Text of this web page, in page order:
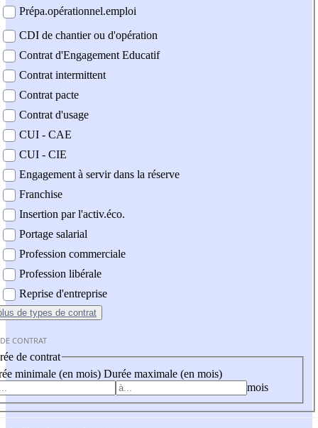
Prépa.opérationnel.emploi
CDI de chantier ou d'opération
Contrat d'Engagement Educatif
Contrat intermittent
Contrat pacte
Contrat d'usage
CUI - CAE
CUI - CIE
Engagement à servir dans la réserve
Franchise
Insertion par l'activ.éco.
Portage salarial
Profession commerciale
Profession libérale
Reprise d'entreprise
de types de contrat
CONTRAT
de contrat
minimale (en mois) Durée maximale (en mois)
mois